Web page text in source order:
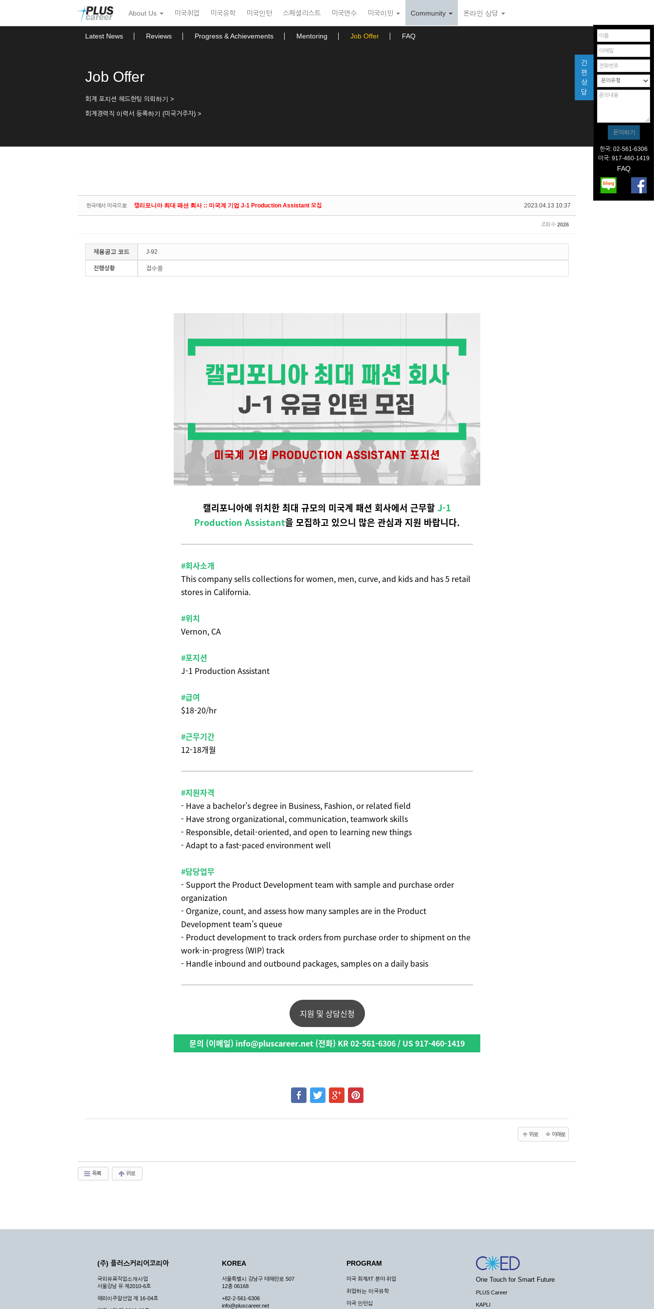
뉴
토
About Us 미국취업 미국유학 미국인턴 스페셜리스트 미국연수 미국이민 Community 온라인 상담
Latest News Reviews Progress & Achievements Mentoring Job Offer FAQ
Job Offer
회계 포지션 헤드헌팅 의뢰하기 >
회계경력직 이력서 등록하기 (미국거주자) >
한국에서 미국으로 2023.04.13 10:37
캘리포니아 최대 패션 회사 :: 미국계 기업 J-1 Production Assistant 모집
조회 수 2026
채용공고 코드 J-92
진행상황 접수중
캘리포니아에 위치한 최대 규모의 미국계 패션 회사에서 근무할 J-1
Production Assistant을 모집하고 있으니 많은 관심과 지원 바랍니다.
#회사소개
This company sells collections for women, men, curve, and kids and has 5 retail
stores in California.
#위치
Vernon, CA
#포지션
J-1 Production Assistant
#급여
$18-20/hr
#근무기간
12-18개월
#지원자격
- Have a bachelor’s degree in Business, Fashion, or related field
- Have strong organizational, communication, teamwork skills
- Responsible, detail-oriented, and open to learning new things
- Adapt to a fast-paced environment well
#담당업무
- Support the Product Development team with sample and purchase order
organization
- Organize, count, and assess how many samples are in the Product
Development team’s queue
- Product development to track orders from purchase order to shipment on the
work-in-progress (WIP) track
- Handle inbound and outbound packages, samples on a daily basis
지원 및 상담신청
문의 (이메일) info@pluscareer.net (전화) KR 02-561-6306 / US 917-460-1419
위로 아래로
목록 위로
간
편
상
담
한국: 02-561-6306
미국: 917-460-1419
FAQ
(주) 플러스커리어코리아
국외유료직업소개사업
서울강남 유 제2010-6호
해외이주알선업 제 16-04호
KOREA
서울특별시 강남구 테헤란로 507
12층 06168
+82-2-561-6306
info@pluscareer.net
PROGRAM
미국 회계/IT 분야 취업
취업하는 미국유학
미국 인턴십
One Touch for Smart Future
PLUS Career
KAPLI